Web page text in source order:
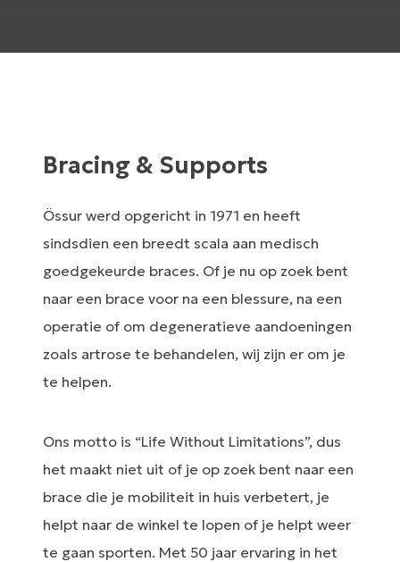
Bracing & Supports
Össur werd opgericht in 1971 en heeft
sindsdien een breedt scala aan medisch
goedgekeurde braces. Of je nu op zoek bent
naar een brace voor na een blessure, na een
operatie of om degeneratieve aandoeningen
zoals artrose te behandelen, wij zijn er om je
te helpen.
Ons motto is “Life Without Limitations”, dus
het maakt niet uit of je op zoek bent naar een
brace die je mobiliteit in huis verbetert, je
helpt naar de winkel te lopen of je helpt weer
te gaan sporten. Met 50 jaar ervaring in het